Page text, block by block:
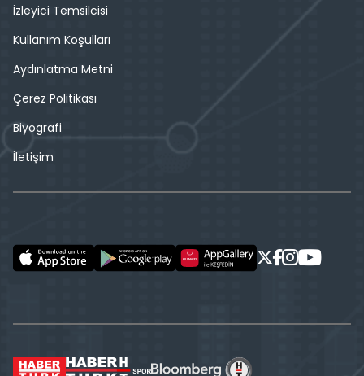
İzleyici Temsilcisi
Kullanım Koşulları
Aydınlatma Metni
Çerez Politikası
Biyografi
İletişim